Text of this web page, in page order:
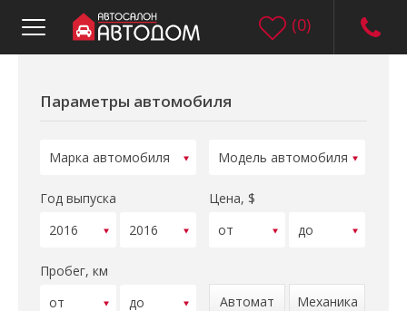
(0)
Параметры автомобиля
Год выпуска Цена, $
Пробег, км
Автомат
Механика